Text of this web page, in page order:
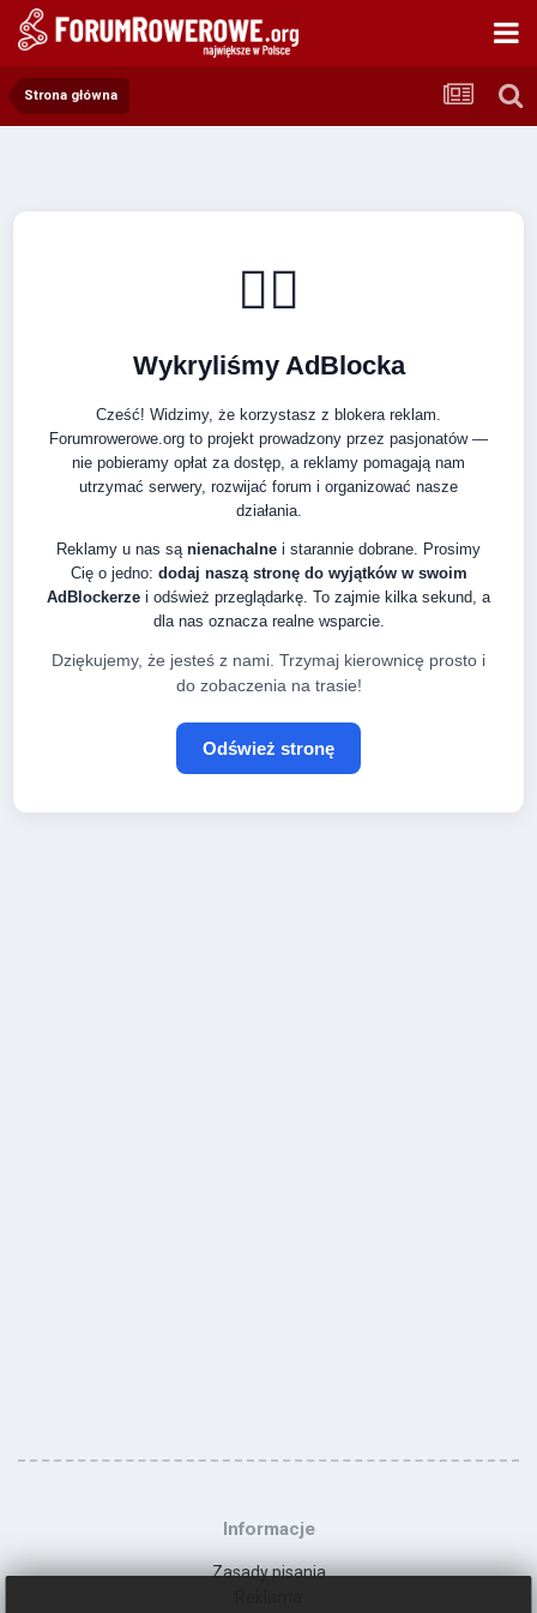
Strona główna
🚴‍♂️
Wykryliśmy AdBlocka
Cześć! Widzimy, że korzystasz z blokera reklam.
Forumrowerowe.org to projekt prowadzony przez pasjonatów —
nie pobieramy opłat za dostęp, a reklamy pomagają nam
utrzymać serwery, rozwijać forum i organizować nasze
działania.
Reklamy u nas są nienachalne i starannie dobrane. Prosimy
Cię o jedno: dodaj naszą stronę do wyjątków w swoim
AdBlockerze i odśwież przeglądarkę. To zajmie kilka sekund, a
dla nas oznacza realne wsparcie.
Dziękujemy, że jesteś z nami. Trzymaj kierownicę prosto i
do zobaczenia na trasie!
Odśwież stronę
Informacje
Zasady pisania